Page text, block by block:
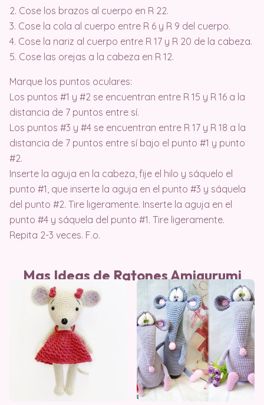
2. Cose los brazos al cuerpo en R 22.
3. Cose la cola al cuerpo entre R 6 y R 9 del cuerpo.
4. Cose la nariz al cuerpo entre R 17 y R 20 de la cabeza.
5. Cose las orejas a la cabeza en R 12.
Marque los puntos oculares:
Los puntos #1 y #2 se encuentran entre R 15 y R 16 a la
distancia de 7 puntos entre sí.
Los puntos #3 y #4 se encuentran entre R 17 y R 18 a la
distancia de 7 puntos entre sí bajo el punto #1 y punto
#2.
Inserte la aguja en la cabeza, fije el hilo y sáquelo el
punto #1, que inserte la aguja en el punto #3 y sáquela
del punto #2. Tire ligeramente. Inserte la aguja en el
punto #4 y sáquela del punto #1. Tire ligeramente.
Repita 2-3 veces. F.o.
Mas Ideas de Ratones Amigurumi